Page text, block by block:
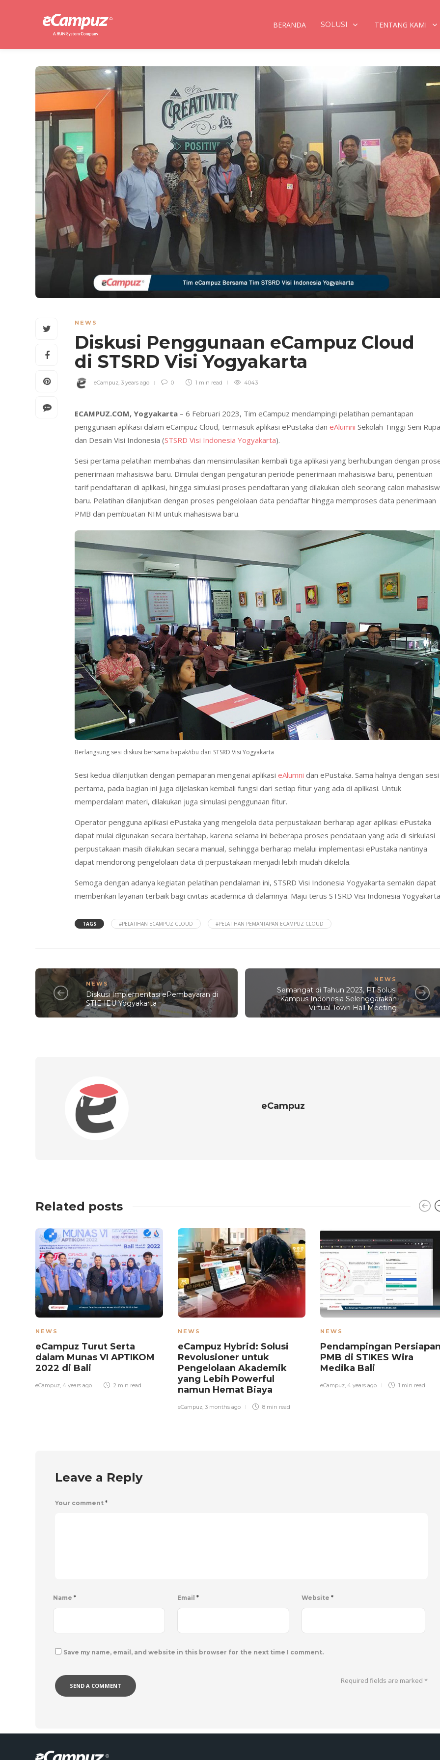
BERANDA SOLUSI TENTANG KAMI
NEWS
Diskusi Penggunaan eCampuz Cloud
di STSRD Visi Yogyakarta
eCampuz, 3 years ago 0 1 min read 4043
ECAMPUZ.COM, Yogyakarta – 6 Februari 2023, Tim eCampuz mendampingi pelatihan pemantapan
penggunaan aplikasi dalam eCampuz Cloud, termasuk aplikasi ePustaka dan eAlumni Sekolah Tinggi Seni Rupa
dan Desain Visi Indonesia (STSRD Visi Indonesia Yogyakarta).
Sesi pertama pelatihan membahas dan mensimulasikan kembali tiga aplikasi yang berhubungan dengan
penerimaan mahasiswa baru. Dimulai dengan pengaturan periode penerimaan mahasiswa baru, penentuan
tarif pendaftaran di aplikasi, hingga simulasi proses pendaftaran yang dilakukan oleh seorang calon
baru. Pelatihan dilanjutkan dengan proses pengelolaan data pendaftar hingga memproses data penerimaan
PMB dan pembuatan NIM untuk mahasiswa baru.
Berlangsung sesi diskusi bersama bapak/ibu dari STSRD Visi Yogyakarta
Sesi kedua dilanjutkan dengan pemaparan mengenai aplikasi eAlumni dan ePustaka. Sama halnya dengan sesi
pertama, pada bagian ini juga dijelaskan kembali fungsi dari setiap fitur yang ada di aplikasi. Untuk
memperdalam materi, dilakukan juga simulasi penggunaan fitur.
Operator pengguna aplikasi ePustaka yang mengelola data perpustakaan berharap agar aplikasi ePustaka
dapat mulai digunakan secara bertahap, karena selama ini beberapa proses pendataan yang ada di sirkulasi
perpustakaan masih dilakukan secara manual, sehingga berharap melalui implementasi ePustaka nantinya
dapat mendorong pengelolaan data di perpustakaan menjadi lebih mudah dikelola.
Semoga dengan adanya kegiatan pelatihan pendalaman ini, STSRD Visi Indonesia Yogyakarta semakin dapat
memberikan layanan terbaik bagi civitas academica di dalamnya. Maju terus STSRD Visi Indonesia
TAGS #PELATIHAN ECAMPUZ CLOUD #PELATIHAN PEMANTAPAN ECAMPUZ CLOUD
NEWS
Diskusi Implementasi ePembayaran di
STIE IEU Yogyakarta
NEWS
Semangat di Tahun 2023, PT Solusi
Kampus Indonesia Selenggarakan
Virtual Town Hall Meeting
eCampuz
Related posts
NEWS
eCampuz Turut Serta
dalam Munas VI APTIKOM
2022 di Bali
eCampuz 4 years ago 2 min read
NEWS
eCampuz Hybrid: Solusi
Revolusioner untuk
Pengelolaan Akademik
yang Lebih Powerful
namun Hemat Biaya
eCampuz 3 months ago 8 min read
NEWS
Pendampingan
PMB di STIKES Wira
Medika Bali
eCampuz 4 years ago 1 min read
Leave a Reply
Your comment *
Name * Email * Website *
Save my name, email, and website in this browser for the next time I comment.
Required fields are marked*